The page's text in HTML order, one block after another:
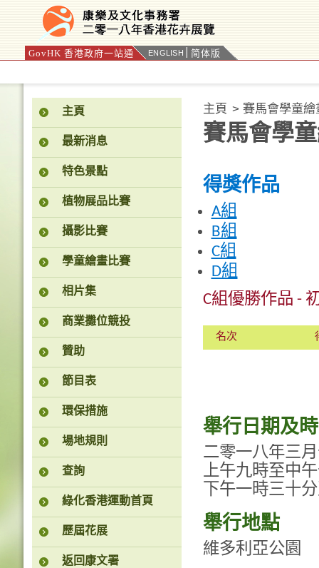
GovHK 香港政府一站通 ENGLISH 简体版
按“Tab”進入菜單
主頁
最新消息
特色景點
植物展品比賽
攝影比賽
學童繪畫比賽
相片集
商業攤位競投
贊助
節目表
環保措施
場地規則
查詢
綠化香港運動首頁
歷屆花展
返回康文署
主頁 > 賽馬會學童繪
賽馬會學
得獎作品
A組
B組
C組
D組
C組優勝作品 -
名次
舉行日期及
二零一八年三
上午九時至中
下午一時三十
舉行地點
維多利亞公園